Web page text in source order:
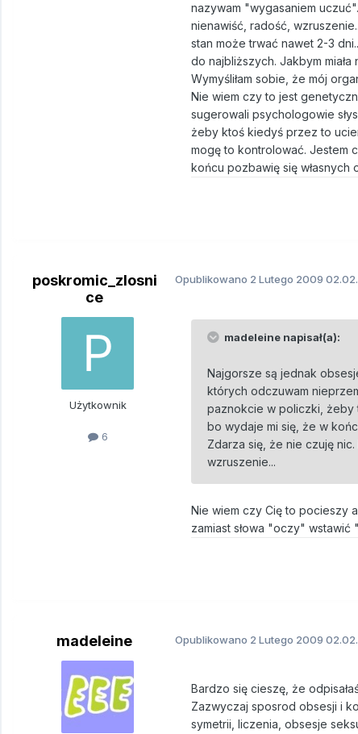
nazywam "wygasaniem
nienawiść, radość,
stan może trwać nawet 2-3
do najbliższych. Jakbym
Wymyśliłam sobie, że mój
Nie wiem czy to jest
sugerowali psychologowie
żeby ktoś kiedyś przez to
mogę to kontrolować. Jestem
końcu pozbawię się własnych
poskromic_zlosni
ce
Użytkownik
6
Opublikowano 2 Lutego 2009
madeleine napisał(a):
Najgorsze są jednak
których odczuwam
paznokcie w policzki, żeby
bo wydaje mi się, że w
Zdarza się, że nie czuję nic.
wzruszenie...
Nie wiem czy Cię to pocieszy
zamiast słowa "oczy"
madeleine Opublikowano 2 Lutego 2009
Bardzo się cieszę, że
Zazwyczaj sposrod obsesji i
symetrii, liczenia, obsesje